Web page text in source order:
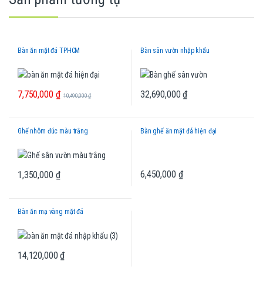
Bàn ăn mặt đá TPHCM
7,750,000 ₫ 10,490,000₫
Bàn sân vườn nhập khẩu
32,690,000₫
Ghế nhôm đúc màu trắng
1,350,000 ₫
Bàn ghế ăn mặt đá hiện đại
6,450,000 ₫
Bàn ăn mạ vàng mặt đá
14,120,000₫